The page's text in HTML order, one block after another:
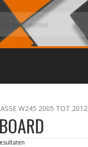
W245 2005 TOT 2012